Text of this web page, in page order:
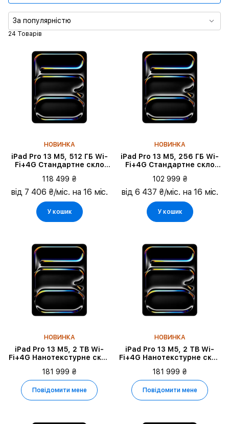
Процесор
Діагональ екрану
Пам'ять
Тип дисплея
24 Товарів
За популярністю
НОВИНКА
iPad Pro 13 M5, 512 ГБ Wi-
Fi+4G Стандартне скло
118 499 ₴
від 7 406 ₴/міс. на 16 міс.
У кошик
НОВИНКА
iPad Pro 13 M5, 256 ГБ Wi-
Fi+4G Стандартне скло
102 999 ₴
від 6 437 ₴/міс. на 16 міс.
У кошик
НОВИНКА
iPad Pro 13 M5, 2 TB Wi-
Fi+4G Нанотекстурне скло
181 999 ₴
Повідомити мене
НОВИНКА
iPad Pro 13 M5, 2 TB Wi-
Fi+4G Нанотекстурне скло
181 999 ₴
Повідомити мене